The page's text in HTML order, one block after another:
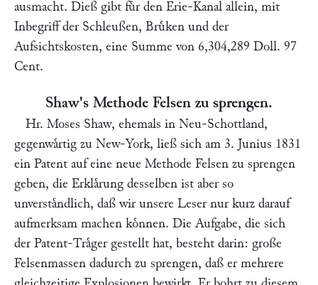
ausmacht. Dieß gibt fuͤr den Erie-Kanal allein, mit
Inbegriff der Schleußen, Bruͤken und der
Aufsichtskosten, eine Summe von 6,304,289 Doll. 97
Cent.
Shaw's Methode Felsen zu sprengen.
Hr. Moses Shaw, ehemals in Neu-Schottland,
gegenwaͤrtig zu New-York, ließ sich am 3. Junius 1831
ein Patent auf eine neue Methode Felsen zu sprengen
geben, die Erklaͤrung desselben ist aber so
unverstaͤndlich, daß wir unsere Leser nur kurz darauf
aufmerksam machen koͤnnen. Die Aufgabe, die sich
der Patent-Traͤger gestellt hat, besteht darin: große
Felsenmassen dadurch zu sprengen, daß er mehrere